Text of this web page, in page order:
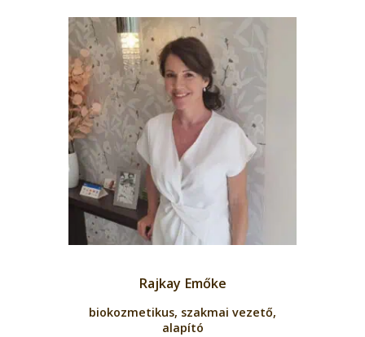
Rajkay Emőke
biokozmetikus, szakmai vezető,
alapító